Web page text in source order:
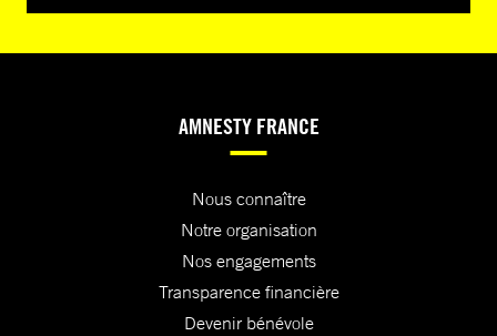
AMNESTY FRANCE
Nous connaître
Notre organisation
Nos engagements
Transparence financière
Devenir bénévole